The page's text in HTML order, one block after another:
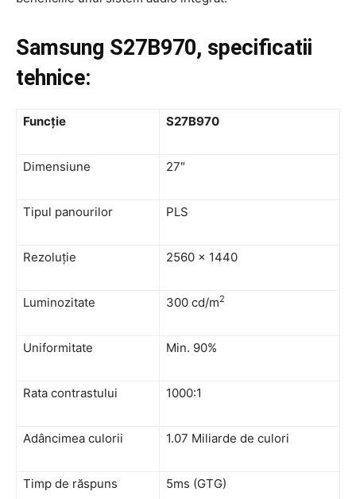
Samsung S27B970, specificatii
tehnice:
Funcție S27B970
Dimensiune 27″
Tipul panourilor PLS
Rezoluție 2560 x 1440
Luminozitate 300 cd/m2
Uniformitate Min. 90%
Rata contrastului 1000:1
Adâncimea culorii 1.07 Miliarde de culori
Timp de răspuns 5ms (GTG)